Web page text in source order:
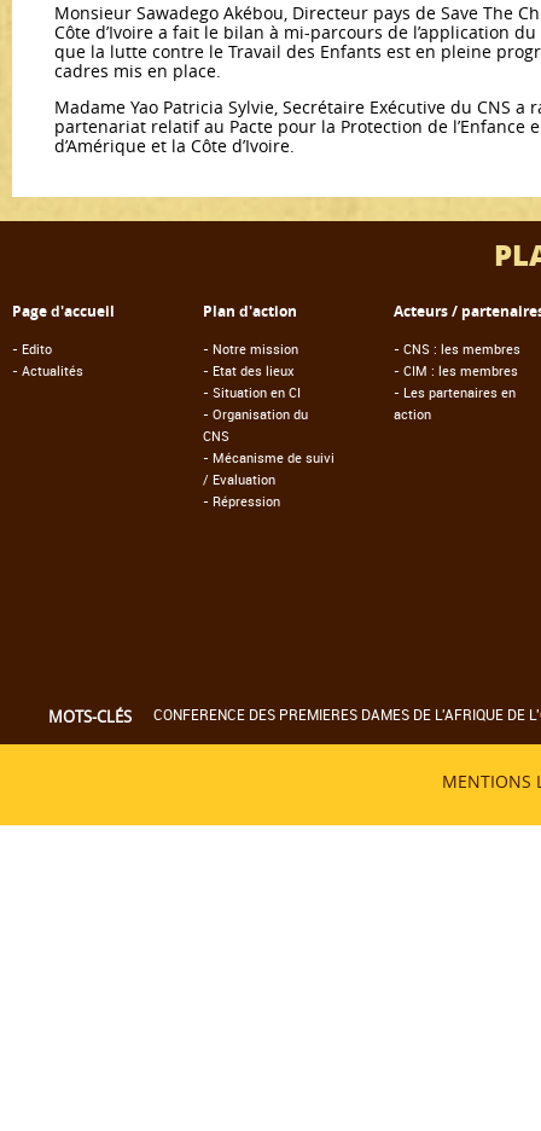
Monsieur Sawadego Akébou, Directeur pays de Save The
Côte d’Ivoire a fait le bilan à mi-parcours de l’application
que la lutte contre le Travail des Enfants est en pleine
cadres mis en place.
Madame Yao Patricia Sylvie, Secrétaire Exécutive du CNS a
partenariat relatif au Pacte pour la Protection de l’Enfance
d’Amérique et la Côte d’Ivoire.
Page d'accueil
- Edito
- Actualités
Plan d'action
- Notre mission
- Etat des lieux
- Situation en CI
- Organisation du
CNS
- Mécanisme de suivi
/ Evaluation
- Répression
Acteurs /
- CNS : les membres
- CIM : les membres
- Les partenaires en
action
MOTS-CLÉS CONFERENCE DES PREMIERES DAMES DE L'AFRIQUE DE
MENTIONS